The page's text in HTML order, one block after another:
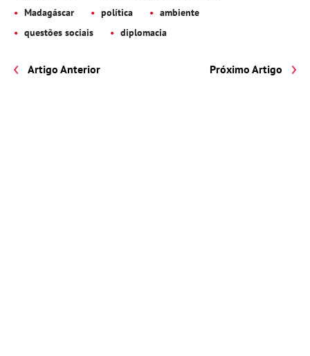
Madagáscar
política
ambiente
questões sociais
diplomacia
Artigo Anterior Próximo Artigo